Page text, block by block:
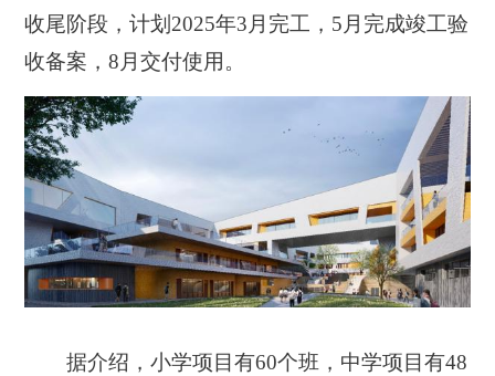
收尾阶段，计划2025年3月完工，5月完成竣工验
收备案，8月交付使用。
据介绍，小学项目有60个班，中学项目有48